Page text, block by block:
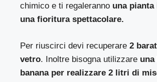
chimico e ti regaleranno una pianta
una fioritura spettacolare.
Per riuscirci devi recuperare 2
vetro. Inoltre bisogna utilizzare una
banana per realizzare 2 litri di